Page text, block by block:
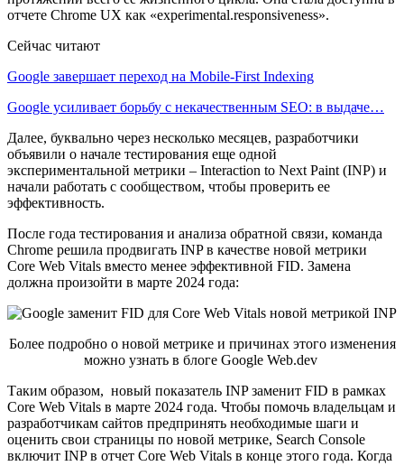
отчете Chrome UX как «experimental.responsiveness».
Сейчас читают
Google завершает переход на Mobile-First Indexing
Google усиливает борьбу с некачественным SEO: в выдаче…
Далее, буквально через несколько месяцев, разработчики
объявили о начале тестирования еще одной
экспериментальной метрики – Interaction to Next Paint (INP) и
начали работать с сообществом, чтобы проверить ее
эффективность.
После года тестирования и анализа обратной связи, команда
Chrome решила продвигать INP в качестве новой метрики
Core Web Vitals вместо менее эффективной FID. Замена
должна произойти в марте 2024 года:
Более подробно о новой метрике и причинах этого изменения
можно узнать в блоге Google Web.dev
Таким образом, новый показатель INP заменит FID в рамках
Core Web Vitals в марте 2024 года. Чтобы помочь владельцам и
разработчикам сайтов предпринять необходимые шаги и
оценить свои страницы по новой метрике, Search Console
включит INP в отчет Core Web Vitals в конце этого года. Когда